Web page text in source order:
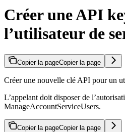
Créer une API
l’utilisateur de
Copier la pageCopier la page
Créer une nouvelle clé API pour un
L’appelant doit disposer de
ManageAccountServiceUsers.
Copier la pageCopier la page